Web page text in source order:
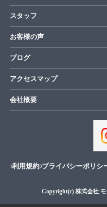
スタッフ
お客様の声
ブログ
アクセスマップ
会社概要
利用規約 プライバシーポリシ
Copyright(c) 株式会社